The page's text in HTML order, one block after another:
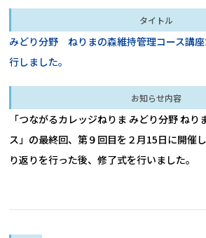
みどり分野 ねりまの森維持管理コース講
行しました。
「つながるカレッジねりま みどり分野 ねり
ス」の最終回、第９回目を２月15日に開催
り返りを行った後、修了式を行いました。